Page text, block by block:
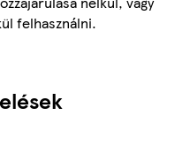
felhasználni.